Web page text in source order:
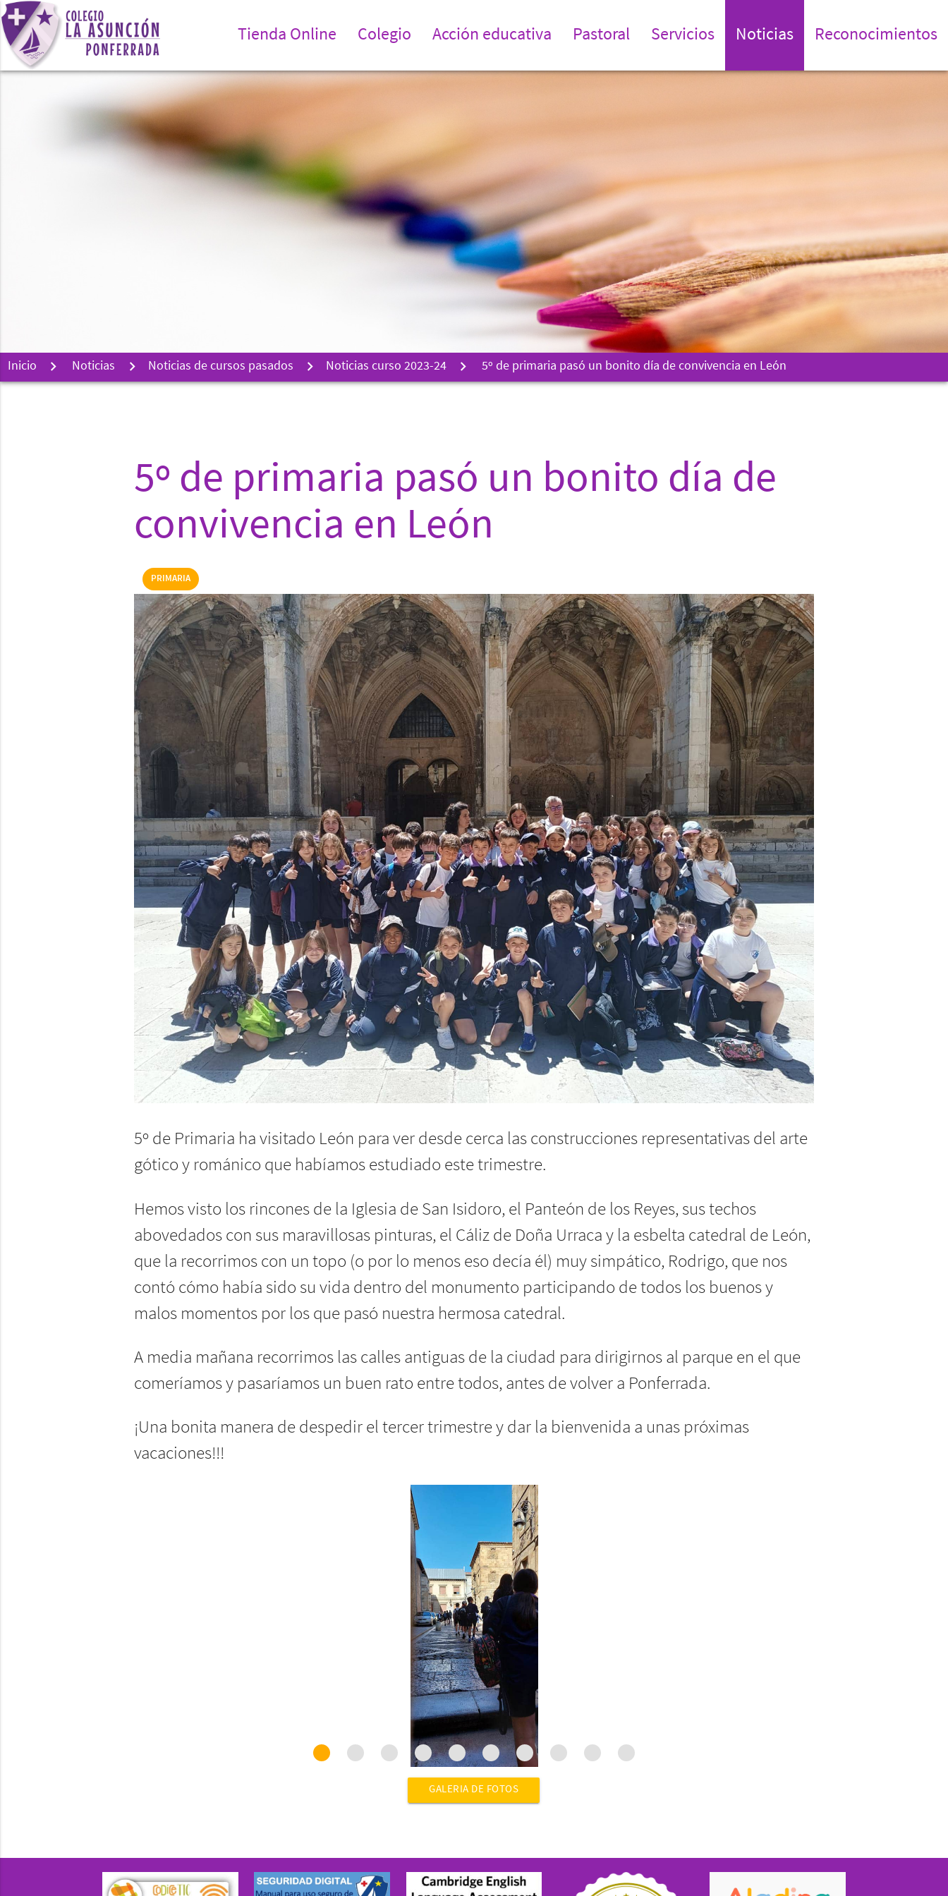
Tienda Online Colegio Acción educativa Pastoral Servicios Noticias Reconocimientos
Inicio Noticias Noticias de cursos pasados Noticias curso 2023-24 5º de primaria pasó un bonito día de convivencia en León
5º de primaria pasó un bonito día de
convivencia en León
PRIMARIA
5º de Primaria ha visitado León para ver desde cerca las construcciones representativas del arte
gótico y románico que habíamos estudiado este trimestre.
Hemos visto los rincones de la Iglesia de San Isidoro, el Panteón de los Reyes, sus techos
abovedados con sus maravillosas pinturas, el Cáliz de Doña Urraca y la esbelta catedral de León,
que la recorrimos con un topo (o por lo menos eso decía él) muy simpático, Rodrigo, que nos
contó cómo había sido su vida dentro del monumento participando de todos los buenos y
malos momentos por los que pasó nuestra hermosa catedral.
A media mañana recorrimos las calles antiguas de la ciudad para dirigirnos al parque en el que
comeríamos y pasaríamos un buen rato entre todos, antes de volver a Ponferrada.
¡Una bonita manera de despedir el tercer trimestre y dar la bienvenida a unas próximas
vacaciones!!!
GALERIA DE FOTOS